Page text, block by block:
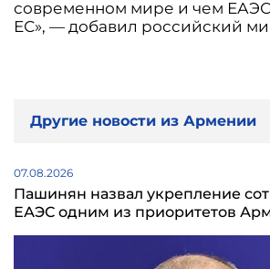
современном мире и чем ЕАЭС
ЕС», — добавил российский
Другие новости из Армении
07.08.2026
Пашинян назвал укрепление
ЕАЭС одним из приоритетов